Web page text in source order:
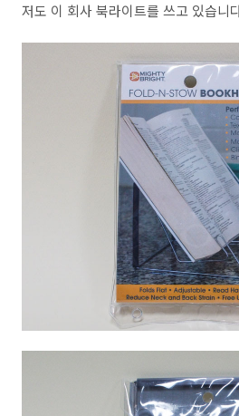
저도 이 회사 북라이트를 쓰고 있습니